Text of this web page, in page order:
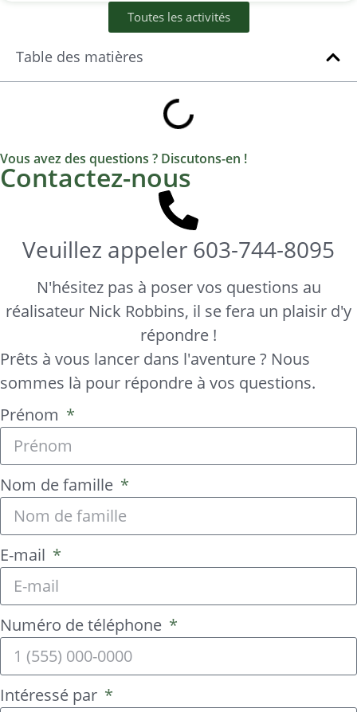
Toutes les activités
Table des matières
Vous avez des questions ? Discutons-en !
Contactez-nous
Veuillez appeler 603-744-8095
N'hésitez pas à poser vos questions au
réalisateur Nick Robbins, il se fera un plaisir d'y
répondre !
Prêts à vous lancer dans l'aventure ? Nous
sommes là pour répondre à vos questions.
Prénom
Nom de famille
E-mail
Numéro de téléphone
Intéressé par